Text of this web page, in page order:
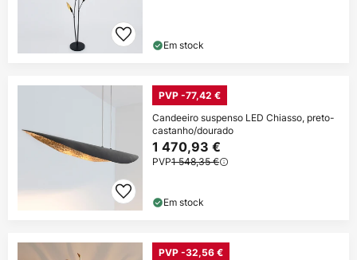
Em stock
PVP -77,42 €
Candeeiro suspenso LED Chiasso, preto-
castanho/dourado
1 470,93 €
PVP1 548,35 €
Em stock
PVP -32,56 €